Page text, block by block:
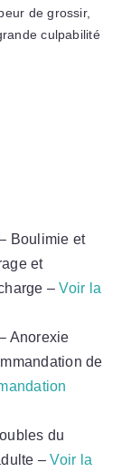
de grossir,
culpabilité
Boulimie et
et
–Voir la
Anorexie
de
du
–Voir la